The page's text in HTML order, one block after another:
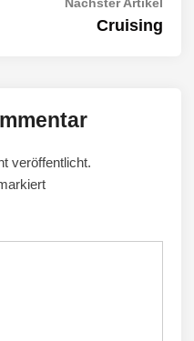
Cruising
veröffentlicht.